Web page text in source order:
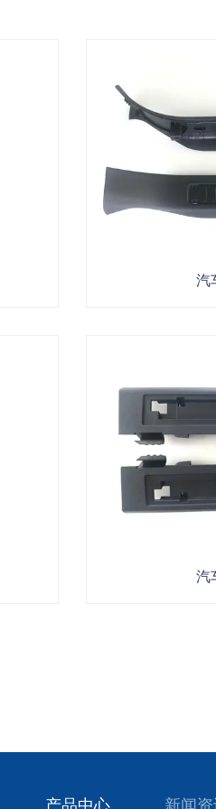
汽
汽
产品中心 新闻